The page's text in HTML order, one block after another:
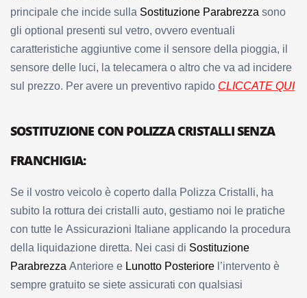
principale che incide sulla Sostituzione Parabrezza sono
gli optional presenti sul vetro, ovvero eventuali
caratteristiche aggiuntive come il sensore della pioggia, il
sensore delle luci, la telecamera o altro che va ad incidere
sul prezzo. Per avere un preventivo rapido CLICCATE QUI
SOSTITUZIONE CON POLIZZA CRISTALLI SENZA
FRANCHIGIA:
Se il vostro veicolo è coperto dalla Polizza Cristalli, ha
subito la rottura dei cristalli auto, gestiamo noi le pratiche
con tutte le Assicurazioni Italiane applicando la procedura
della liquidazione diretta. Nei casi di Sostituzione
Parabrezza Anteriore e Lunotto Posteriore l’intervento è
sempre gratuito se siete assicurati con qualsiasi